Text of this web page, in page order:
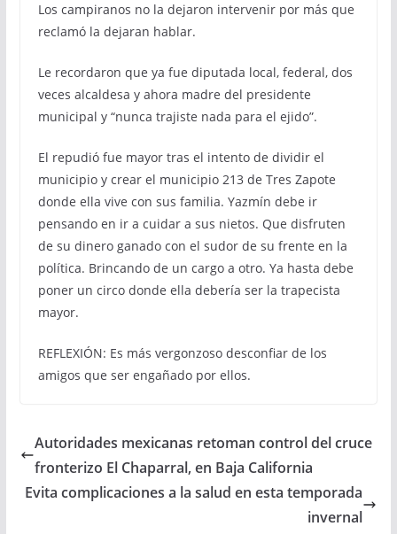
Los campiranos no la dejaron intervenir por más que
reclamó la dejaran hablar.
Le recordaron que ya fue diputada local, federal, dos
veces alcaldesa y ahora madre del presidente
municipal y “nunca trajiste nada para el ejido”.
El repudió fue mayor tras el intento de dividir el
municipio y crear el municipio 213 de Tres Zapote
donde ella vive con sus familia. Yazmín debe ir
pensando en ir a cuidar a sus nietos. Que disfruten
de su dinero ganado con el sudor de su frente en la
política. Brincando de un cargo a otro. Ya hasta debe
poner un circo donde ella debería ser la trapecista
mayor.
REFLEXIÓN: Es más vergonzoso desconfiar de los
amigos que ser engañado por ellos.
Autoridades mexicanas retoman control del cruce
fronterizo El Chaparral, en Baja California
Evita complicaciones a la salud en esta temporada
invernal